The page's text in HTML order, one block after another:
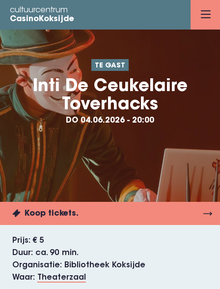
Overslaan
naar
de
inhoud
gaan
cultuurcentrum
CasinoKoksijde
TE GAST
Inti De Ceukelaire
Toverhacks
DO 04.06.2026 - 20:00
Koop tickets.
Prijs
€ 5
Duur
ca. 90 min.
Organisatie
Bibliotheek Koksijde
Waar
Theaterzaal